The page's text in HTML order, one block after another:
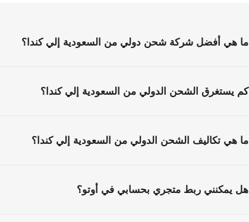
ما هي أفضل شركة شحن دولي من السعودية إلي كندا؟
كم يستغرق الشحن الدولي من السعودية إلي كندا؟
ما هي تكاليف الشحن الدولي من السعودية إلي كندا؟
هل يمكنني ربط متجري بحسابي في أوتو؟